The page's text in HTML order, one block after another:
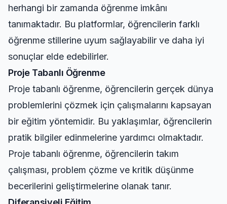
herhangi bir zamanda öğrenme imkânı
tanımaktadır. Bu platformlar, öğrencilerin farklı
öğrenme stillerine uyum sağlayabilir ve daha iyi
sonuçlar elde edebilirler.
Proje Tabanlı Öğrenme
Proje tabanlı öğrenme, öğrencilerin gerçek dünya
problemlerini çözmek için çalışmalarını kapsayan
bir eğitim yöntemidir. Bu yaklaşımlar, öğrencilerin
pratik bilgiler edinmelerine yardımcı olmaktadır.
Proje tabanlı öğrenme, öğrencilerin takım
çalışması, problem çözme ve kritik düşünme
becerilerini geliştirmelerine olanak tanır.